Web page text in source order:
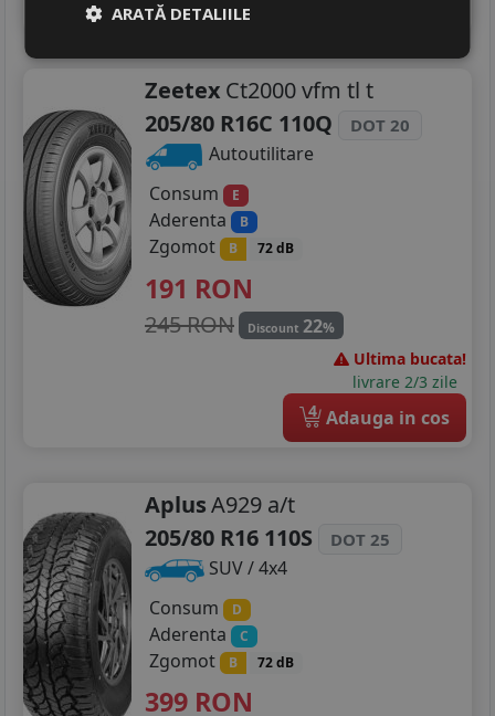
Zeetex Ct2000 vfm tl t
205/80 R16C 110Q
DOT 20
Autoutilitare
Consum
E
Aderenta B
Zgomot B 72 dB
191 RON
245 RON Discount 22%
Ultima bucata!
livrare 2/3 zile
4 Adauga in cos
AplusA929 a/t
205/80 R16 110S
DOT 25
SUV / 4x4
Consum
D
Aderenta C
Zgomot B 72 dB
399 RON
ARATĂ DETALIILE